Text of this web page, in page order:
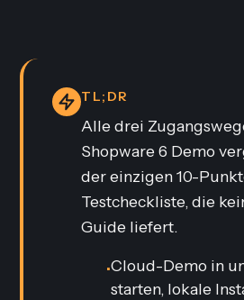
TL;DR
Alle drei
Shopware 6 Demo
der einzigen 10-
Testcheckliste, die
Guide liefert.
•Cloud-Demo in
starten, lokale